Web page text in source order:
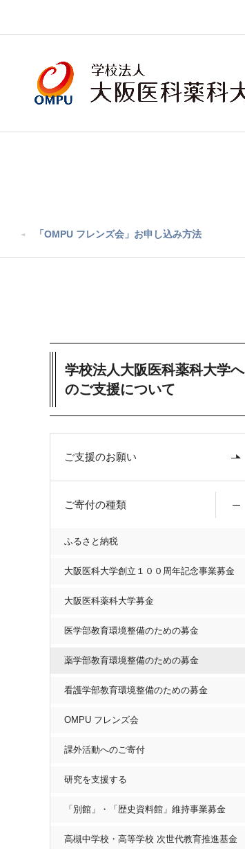
「OMPU フレンズ会」お申し込み方法
学校法人大阪医科薬科大学へ
のご支援について
ご支援のお願い
ご寄付の種類
ふるさと納税
大阪医科大学創立１００周年記念事業募金
大阪医科薬科大学募金
医学部教育環境整備のための募金
薬学部教育環境整備のための募金
看護学部教育環境整備のための募金
OMPU フレンズ会
課外活動へのご寄付
研究を支援する
「別館」・「歴史資料館」維持事業募金
高槻中学校・高等学校 次世代教育推進基金